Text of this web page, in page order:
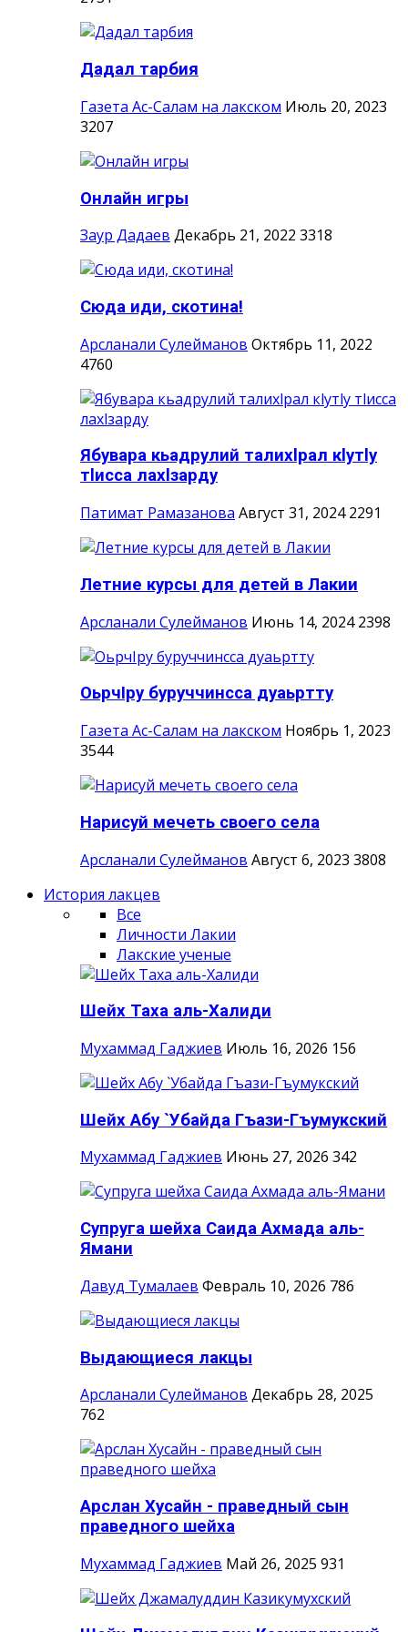
Дадал тарбия
Газета Ас-Салам на лакском Июль 20, 2023
3207
Онлайн игры
Заур Дадаев Декабрь 21, 2022 3318
Сюда иди, скотина!
Арсланали Сулейманов Октябрь 11, 2022
4760
Ябувара кьадрулий талихlрал кlутlу
тlисса лахlзарду
Патимат Рамазанова Август 31, 2024 2291
Летние курсы для детей в Лакии
Арсланали Сулейманов Июнь 14, 2024 2398
ОьрчIру буруччинсса дуаьртту
Газета Ас-Салам на лакском Ноябрь 1, 2023
3544
Нарисуй мечеть своего села
Арсланали Сулейманов Август 6, 2023 3808
История лакцев
Все
Личности Лакии
Лакские ученые
Шейх Таха аль-Халиди
Мухаммад Гаджиев Июль 16, 2026 156
Шейх Абу `Убайда Гъази-Гъумукский
Мухаммад Гаджиев Июнь 27, 2026 342
Супруга шейха Саида Ахмада аль-
Ямани
Давуд Тумалаев Февраль 10, 2026 786
Выдающиеся лакцы
Арсланали Сулейманов Декабрь 28, 2025
762
Арслан Хусайн - праведный сын
праведного шейха
Мухаммад Гаджиев Май 26, 2025 931